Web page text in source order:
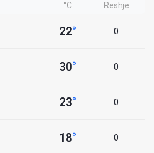
°C Reshje
22° 0
30° 0
23° 0
18° 0